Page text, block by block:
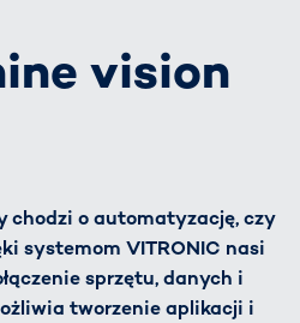
vision
chodzi o automatyzację, czy
systemom VITRONIC nasi
sprzętu, danych i
tworzenie aplikacji i